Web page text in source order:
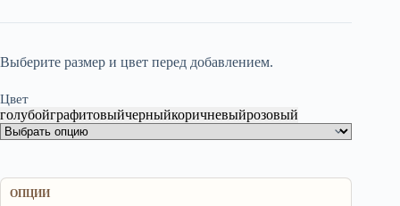
Выберите размер и цвет перед добавлением.
Цвет
голубойграфитовыйчерныйкоричневыйрозовый
ОПЦИИ